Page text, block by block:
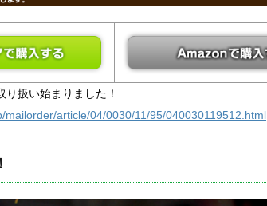
扱い始まりました！
mailorder/article/04/0030/11/95/040030119512.html